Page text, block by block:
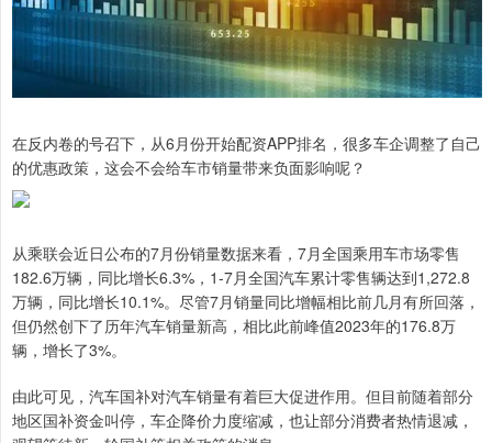
在反内卷的号召下，从6月份开始配资APP排名，很多车企调整了自己
的优惠政策，这会不会给车市销量带来负面影响呢？
从乘联会近日公布的7月份销量数据来看，7月全国乘用车市场零售
182.6万辆，同比增长6.3%，1-7月全国汽车累计零售辆达到1,272.8
万辆，同比增长10.1%。尽管7月销量同比增幅相比前几月有所回落，
但仍然创下了历年汽车销量新高，相比此前峰值2023年的176.8万
辆，增长了3%。
由此可见，汽车国补对汽车销量有着巨大促进作用。但目前随着部分
地区国补资金叫停，车企降价力度缩减，也让部分消费者热情退减，